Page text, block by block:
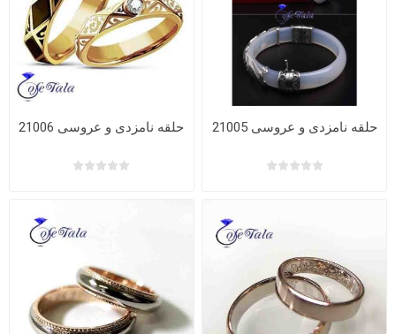
حلقه نامزدی و عروسی 21005 حلقه نامزدی و عروسی 21006